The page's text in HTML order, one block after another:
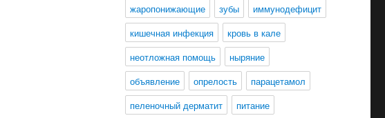
жаропонижающие
зубы
иммунодефицит
кишечная инфекция
кровь в кале
неотложная помощь
ныряние
объявление
опрелость
парацетамол
пеленочный дерматит
питание